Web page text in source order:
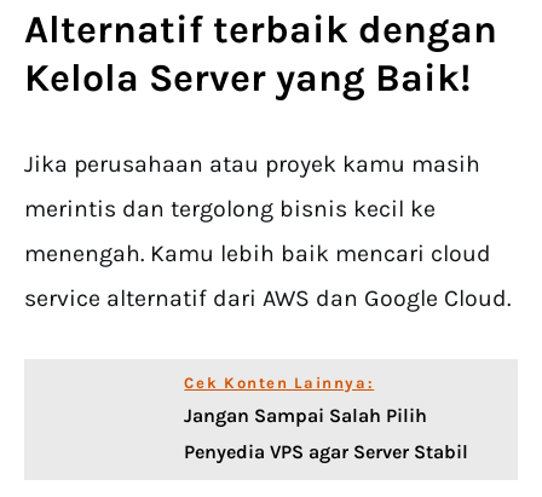
Alternatif terbaik dengan
Kelola Server yang Baik!
Jika perusahaan atau proyek kamu masih
merintis dan tergolong bisnis kecil ke
menengah. Kamu lebih baik mencari cloud
service alternatif dari AWS dan Google Cloud.
Cek Konten Lainnya:
Jangan Sampai Salah Pilih
Penyedia VPS agar Server Stabil